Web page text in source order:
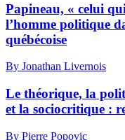
Papineau, « celui
l’homme politique
québécoise
By Jonathan Livernois
Le théorique, la
et la sociocritique :
By Pierre Popovic